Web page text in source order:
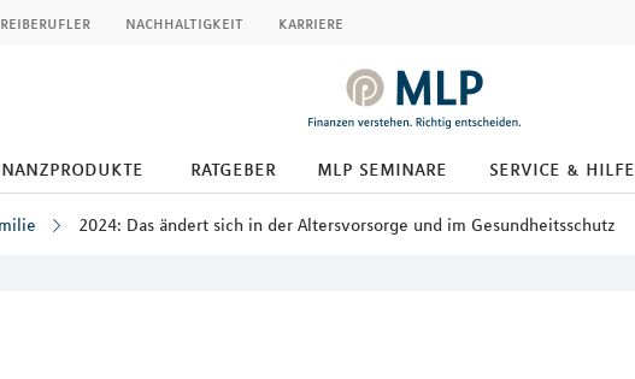
nachhaltigkeit karriere
ratgeber mlp seminare service & hilfe
2024: Das ändert sich in der Altersvorsorge und im Gesundheitsschutz